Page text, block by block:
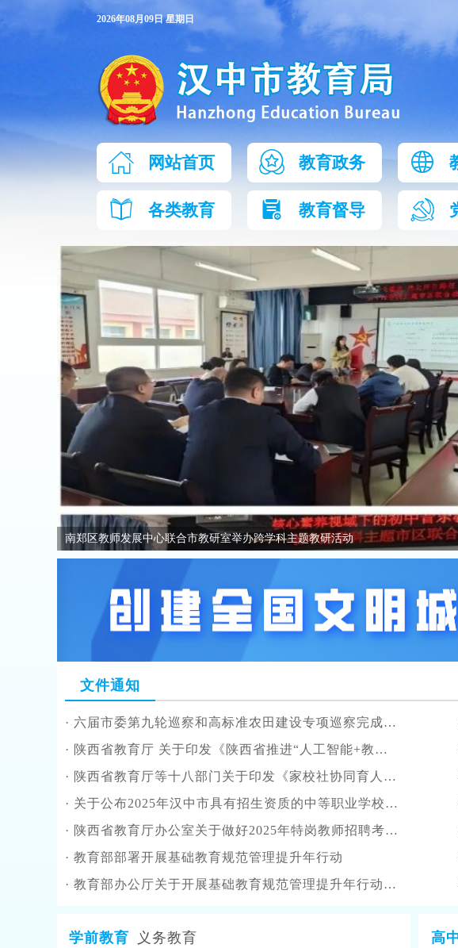
2026年08月09日 星期日
网站首页 教育政务
各类教育 教育督导
南郑区教师发展中心联合市教研室举办跨学科主题教研活动
文件通知
· 六届市委第九轮巡察和高标准农田建设专项巡察完成进驻
· 陕西省教育厅 关于印发《陕西省推进“人工智能+教育” 行动计划（2025—2027年）》的通知
· 陕西省教育厅等十八部门关于印发《家校社协同育人“教联体”实施方案》的通知
· 关于公布2025年汉中市具有招生资质的中等职业学校名录的通知
· 陕西省教育厅办公室关于做好2025年特岗教师招聘考试工作有关事项的通知
· 教育部部署开展基础教育规范管理提升年行动
· 教育部办公厅关于开展基础教育规范管理提升年行动的通知
学前教育 义务教育 高